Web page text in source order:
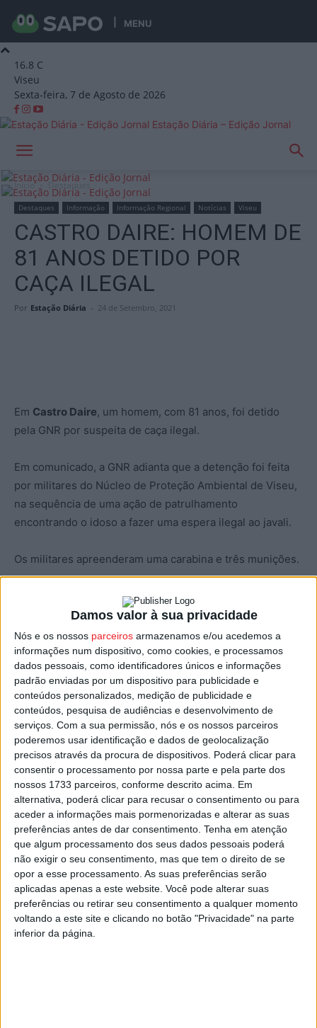
Damos valor à sua privacidade
Nós e os nossos parceiros armazenamos e/ou acedemos a
informações num dispositivo, como cookies, e processamos
dados pessoais, como identificadores únicos e informações
padrão enviadas por um dispositivo para publicidade e
conteúdos personalizados, medição de publicidade e
conteúdos, pesquisa de audiências e desenvolvimento de
serviços. Com a sua permissão, nós e os nossos parceiros
poderemos usar identificação e dados de geolocalização
precisos através da procura de dispositivos. Poderá clicar para
consentir o processamento por nossa parte e pela parte dos
nossos 1733 parceiros, conforme descrito acima. Em
alternativa, poderá clicar para recusar o consentimento ou para
aceder a informações mais pormenorizadas e alterar as suas
preferências antes de dar consentimento. Tenha em atenção
que algum processamento dos seus dados pessoais poderá
não exigir o seu consentimento, mas que tem o direito de se
opor a esse processamento. As suas preferências serão
aplicadas apenas a este website. Você pode alterar suas
preferências ou retirar seu consentimento a qualquer momento
voltando a este site e clicando no botão "Privacidade" na parte
inferior da página.
MENU
16.8 C
Viseu
Sexta-feira, 7 de Agosto de 2026
Estação Diária – Edição Jornal
Início Destaques
Destaques Informação Informação Regional Notícias Viseu
CASTRO DAIRE: HOMEM DE
81 ANOS DETIDO POR
CAÇA ILEGAL
Por Estação Diária - 24 de Setembro, 2021
Em Castro Daire, um homem, com 81 anos, foi detido
pela GNR por suspeita de caça ilegal.
Em comunicado, a GNR adianta que a detenção foi feita
por militares do Núcleo de Proteção Ambiental de Viseu,
na sequência de uma ação de patrulhamento
encontrando o idoso a fazer uma espera ilegal ao javali.
Os militares apreenderam uma carabina e três munições.
O detido foi constituído arguido e o caso seguiu para o
Tribunal de Castro Daire.
Esta e outras notícias para ouvir em desenvolvimento na
Estação Diária – 96.8 FM ou emwww.968.fm.
Pub
TAGS Castro Daire GNR
Artigo anterior
AUTÁRQUICAS 2021: 92
VISEENSES QUEREM SER
Próximo artigo
COVID-19: NÚMERO DE CASOS